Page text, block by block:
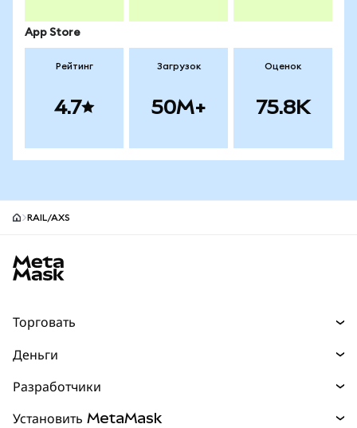
App Store
Рейтинг
4.7
Загрузок
50M+
Оценок
75.8K
RAIL/AXS
Торговать
Прогнозы
Перпы НОВИНКА
Деньги
Разработчики
Установить MetaMask